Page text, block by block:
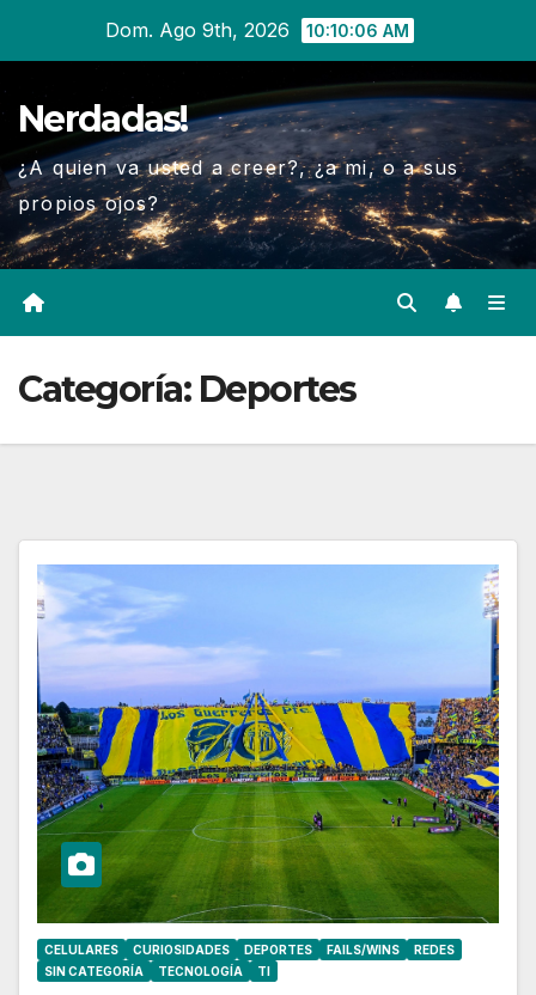
contenido
Dom. Ago 9th, 2026 10:10:07 AM
Nerdadas!
¿A quien va usted a creer?, ¿a mi, o a sus
propios ojos?
Categoría: Deportes
CELULARES CURIOSIDADES DEPORTES FAILS/WINS
REDES
SIN CATEGORÍA
TECNOLOGÍA TI